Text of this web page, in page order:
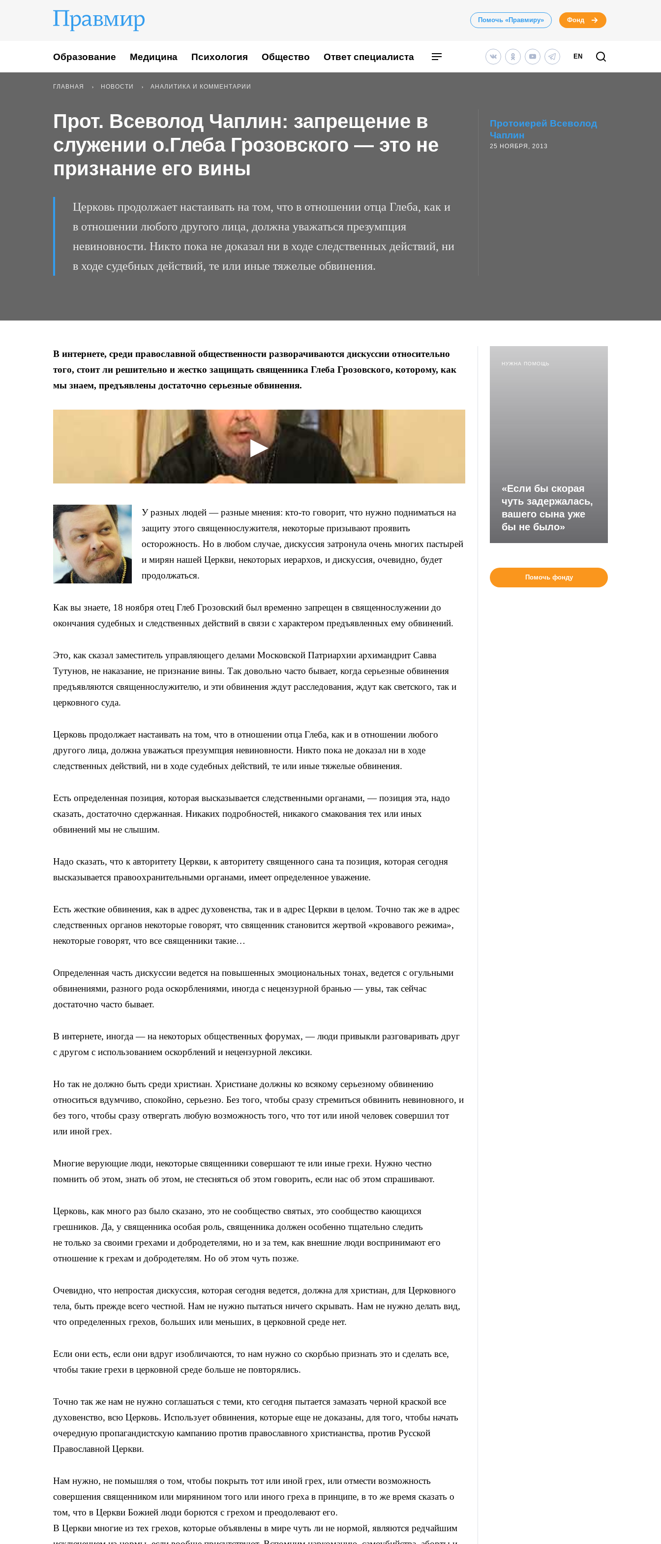
Помочь «Правмиру» Фонд
Образование Медицина Психология Общество Ответ специалиста EN
ГЛАВНАЯ НОВОСТИ АНАЛИТИКА И КОММЕНТАРИИ
Прот. Всеволод Чаплин: запрещение в
служении о.Глеба Грозовского — это не
признание его вины
Церковь продолжает настаивать на том, что в отношении отца Глеба, как и
в отношении любого другого лица, должна уважаться презумпция
невиновности. Никто пока не доказал ни в ходе следственных действий, ни
в ходе судебных действий, те или иные тяжелые обвинения.
Протоиерей Всеволод
Чаплин
25 НОЯБРЯ, 2013
В интернете, среди православной общественности разворачиваются дискуссии относительно
того, стоит ли решительно и жестко защищать священника Глеба Грозовского, которому, как
мы знаем, предъявлены достаточно серьезные обвинения.
У разных людей — разные мнения: кто-то говорит, что нужно подниматься на
защиту этого священнослужителя, некоторые призывают проявить
осторожность. Но в любом случае, дискуссия затронула очень многих пастырей
и мирян нашей Церкви, некоторых иерархов, и дискуссия, очевидно, будет
продолжаться.
Как вы знаете, 18 ноября отец Глеб Грозовский был временно запрещен в священнослужении до
окончания судебных и следственных действий в связи с характером предъявленных ему обвинений.
Это, как сказал заместитель управляющего делами Московской Патриархии архимандрит Савва
Тутунов, не наказание, не признание вины. Так довольно часто бывает, когда серьезные обвинения
предъявляются священнослужителю, и эти обвинения ждут расследования, ждут как светского, так и
церковного суда.
Церковь продолжает настаивать на том, что в отношении отца Глеба, как и в отношении любого
другого лица, должна уважаться презумпция невиновности. Никто пока не доказал ни в ходе
следственных действий, ни в ходе судебных действий, те или иные тяжелые обвинения.
Есть определенная позиция, которая высказывается следственными органами, — позиция эта, надо
сказать, достаточно сдержанная. Никаких подробностей, никакого смакования тех или иных
обвинений мы не слышим.
Надо сказать, что к авторитету Церкви, к авторитету священного сана та позиция, которая сегодня
высказывается правоохранительными органами, имеет определенное уважение.
Есть жесткие обвинения, как в адрес духовенства, так и в адрес Церкви в целом. Точно так же в адрес
следственных органов некоторые говорят, что священник становится жертвой «кровавого режима»,
некоторые говорят, что все священники такие…
Определенная часть дискуссии ведется на повышенных эмоциональных тонах, ведется с огульными
обвинениями, разного рода оскорблениями, иногда с нецензурной бранью — увы, так сейчас
достаточно часто бывает.
В интернете, иногда — на некоторых общественных форумах, — люди привыкли разговаривать друг
с другом с использованием оскорблений и нецензурной лексики.
Но так не должно быть среди христиан. Христиане должны ко всякому серьезному обвинению
относиться вдумчиво, спокойно, серьезно. Без того, чтобы сразу стремиться обвинить невиновного, и
без того, чтобы сразу отвергать любую возможность того, что тот или иной человек совершил тот
или иной грех.
Многие верующие люди, некоторые священники совершают те или иные грехи. Нужно честно
помнить об этом, знать об этом, не стесняться об этом говорить, если нас об этом спрашивают.
Церковь, как много раз было сказано, это не сообщество святых, это сообщество кающихся
грешников. Да, у священника особая роль, священника должен особенно тщательно следить
не только за своими грехами и добродетелями, но и за тем, как внешние люди воспринимают его
отношение к грехам и добродетелям. Но об этом чуть позже.
Очевидно, что непростая дискуссия, которая сегодня ведется, должна для христиан, для Церковного
тела, быть прежде всего честной. Нам не нужно пытаться ничего скрывать. Нам не нужно делать вид,
что определенных грехов, больших или меньших, в церковной среде нет.
Если они есть, если они вдруг изобличаются, то нам нужно со скорбью признать это и сделать все,
чтобы такие грехи в церковной среде больше не повторялись.
Точно так же нам не нужно соглашаться с теми, кто сегодня пытается замазать черной краской все
духовенство, всю Церковь. Использует обвинения, которые еще не доказаны, для того, чтобы начать
очередную пропагандистскую кампанию против православного христианства, против Русской
Православной Церкви.
Нам нужно, не помышляя о том, чтобы покрыть тот или иной грех, или отмести возможность
совершения священником или мирянином того или иного греха в принципе, в то же время сказать о
том, что в Церкви Божией люди борются с грехом и преодолевают его.
В Церкви многие из тех грехов, которые объявлены в мире чуть ли не нормой, являются редчайшим
НУЖНА ПОМОЩЬ
«Если бы скорая
чуть задержалась,
вашего сына уже
бы не было»
Помочь фонду